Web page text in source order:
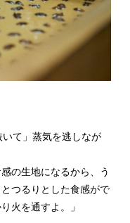
て」蒸気を逃しなが
の生地になるから、う
つるりとした食感がで
火を通すよ。」